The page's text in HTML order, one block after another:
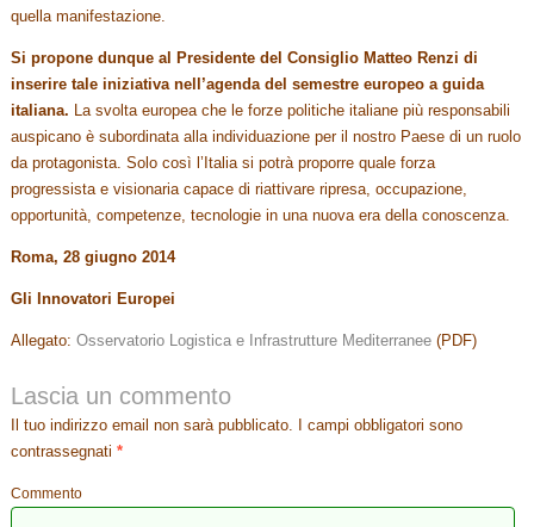
quella manifestazione.
Si propone dunque al Presidente del Consiglio Matteo Renzi di
inserire tale iniziativa nell’agenda del semestre europeo a guida
italiana. La svolta europea che le forze politiche italiane più responsabili
auspicano è subordinata alla individuazione per il nostro Paese di un ruolo
da protagonista. Solo così l’Italia si potrà proporre quale forza
progressista e visionaria capace di riattivare ripresa, occupazione,
opportunità, competenze, tecnologie in una nuova era della conoscenza.
Roma, 28 giugno 2014
Gli Innovatori Europei
Allegato:Osservatorio Logistica e Infrastrutture Mediterranee (PDF)
Lascia un commento
Il tuo indirizzo email non sarà pubblicato. I campi obbligatori sono
contrassegnati*
Commento